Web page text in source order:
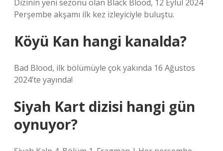
Dizinin yeni sezonu olan Black Blood, 12 Eylül 2024
Perşembe akşamı ilk kez izleyiciyle buluştu.
Köyü Kan hangi kanalda?
Bad Blood, ilk bölümüyle çok yakında 16 Ağustos
2024’te yayında!
Siyah Kart dizisi hangi gün
oynuyor?